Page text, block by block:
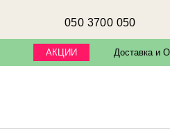
050 3700 050
АКЦИИ Доставка и